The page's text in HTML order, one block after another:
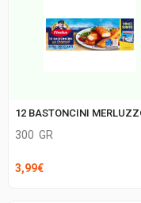
300 GR
3,99€